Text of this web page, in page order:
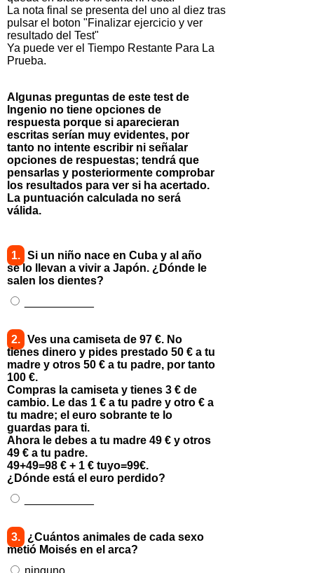
La nota final se presenta del uno al diez tras
pulsar el boton "Finalizar ejercicio y ver
resultado del Test"
Ya puede ver el Tiempo Restante Para La
Prueba.
Algunas preguntas de este test de
Ingenio no tiene opciones de
respuesta porque si aparecieran
escritas serían muy evidentes, por
tanto no intente escribir ni señalar
opciones de respuestas; tendrá que
pensarlas y posteriormente comprobar
los resultados para ver si ha acertado.
La puntuación calculada no será
válida.
1. Si un niño nace en Cuba y al año
se lo llevan a vivir a Japón. ¿Dónde le
salen los dientes?
2. Ves una camiseta de 97 €. No
tienes dinero y pides prestado 50 € a tu
madre y otros 50 € a tu padre, por tanto
100 €.
Compras la camiseta y tienes 3 € de
cambio. Le das 1 € a tu padre y otro € a
tu madre; el euro sobrante te lo
guardas para ti.
Ahora le debes a tu madre 49 € y otros
49 € a tu padre.
49+49=98 € + 1 € tuyo=99€.
¿Dónde está el euro perdido?
3.
¿Cuántos animales de cada sexo
metió Moisés en el arca?